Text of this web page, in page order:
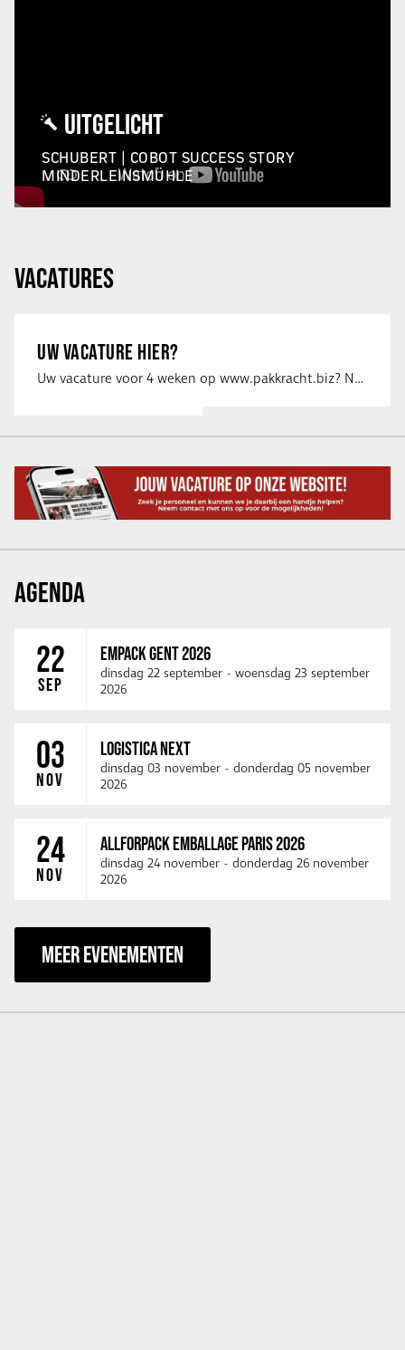
UITGELICHT
SCHUBERT | COBOT SUCCESS STORY
MINDERLEINSMÜHLE
VACATURES
UW VACATURE HIER?
Uw vacature voor 4 weken op www.pakkracht.biz? Neem dan contact op met Yannick van …
AGENDA
22
SEP
EMPACK GENT 2026
dinsdag 22 september - woensdag 23 september
2026
03
NOV
LOGISTICA NEXT
dinsdag 03 november - donderdag 05 november
2026
24
NOV
ALLFORPACK EMBALLAGE PARIS 2026
dinsdag 24 november - donderdag 26 november
2026
MEER EVENEMENTEN